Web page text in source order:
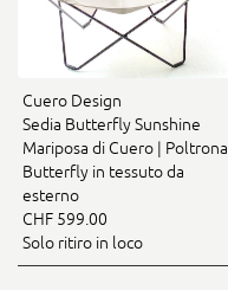
Cuero Design
Sedia Butterfly Sunshine
Mariposa di Cuero | Poltrona
Butterfly in tessuto da
esterno
CHF 599.00
Solo ritiro in loco